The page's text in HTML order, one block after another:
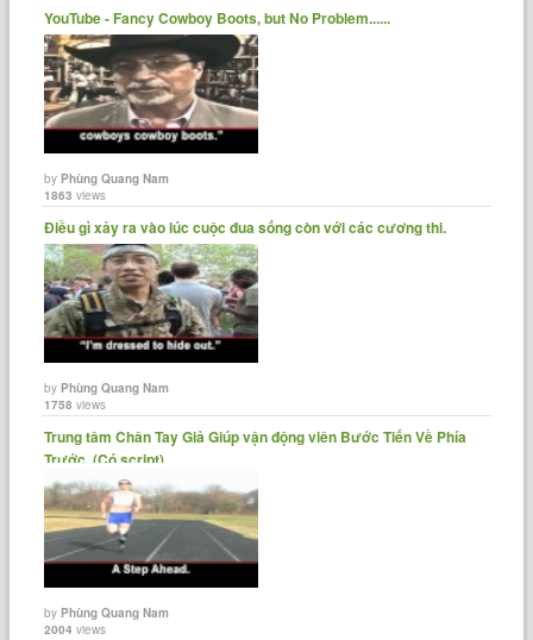
YouTube - Fancy Cowboy Boots, but No Problem......
byPhùng Quang Nam
1863 views
Điều gì xảy ra vào lúc cuộc đua sống còn với các cương thi.
byPhùng Quang Nam
1758 views
Trung tâm Chân Tay Giả Giúp vận động viên Bước Tiến Về Phía
Trước. (Có script)
byPhùng Quang Nam
2004 views